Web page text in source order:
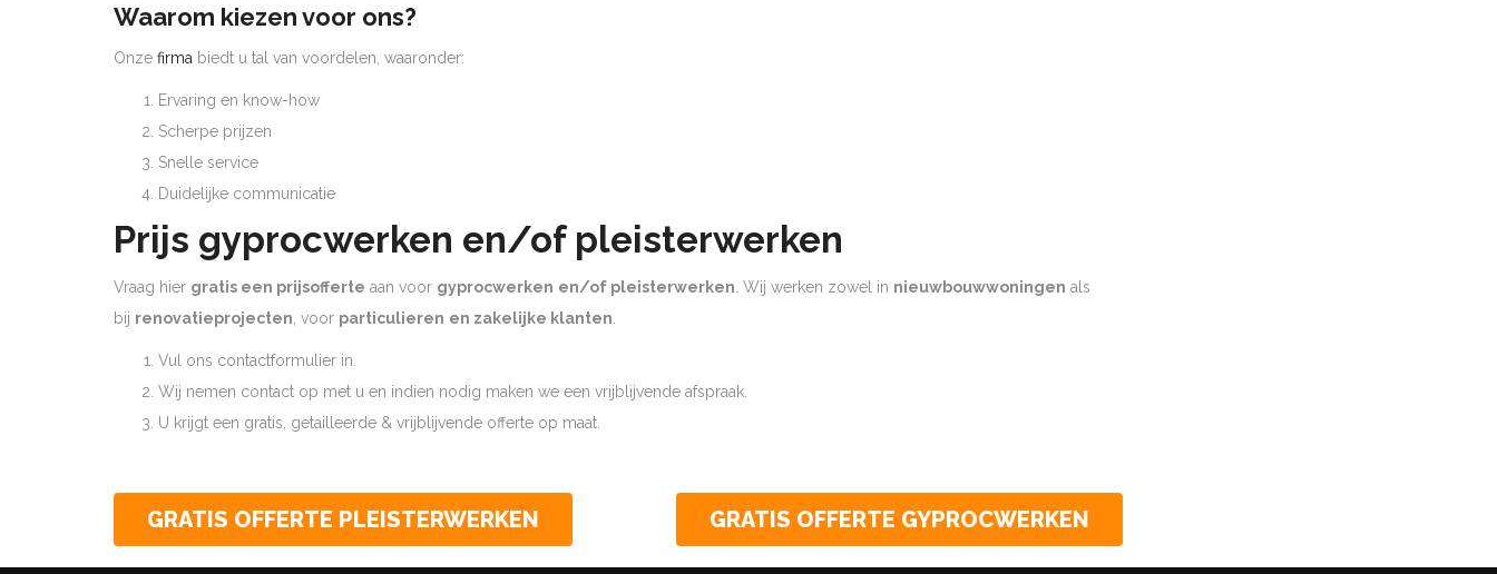
Waarom kiezen voor ons?
Onze firma biedt u tal van voordelen, waaronder:
Ervaring en know-how
Scherpe prijzen
Snelle service
Duidelijke communicatie
Prijs gyprocwerken en/of pleisterwerken
Vraag hier gratis een prijsofferte aan voor gyprocwerken en/of pleisterwerken . Wij werken zowel in nieuwbouwwoningen als
bij renovatieprojecten , voor particulieren en zakelijke klanten
Vul ons contactformulier in.
Wij nemen contact op met u en indien nodig maken we een vrijblijvende afspraak.
U krijgt een gratis, getailleerde & vrijblijvende offerte op maat.
GRATIS OFFERTE PLEISTERWERKEN GRATIS OFFERTE GYPROCWERKEN